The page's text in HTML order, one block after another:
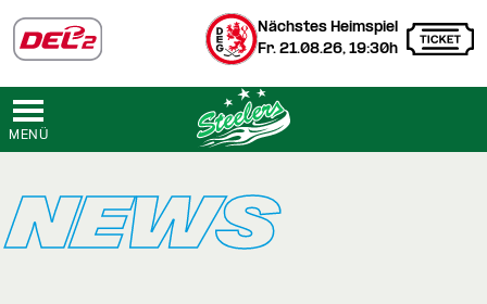
Nächstes Heimspiel
Fr. 21.08.26, 19:30h
MENÜ
NEWS